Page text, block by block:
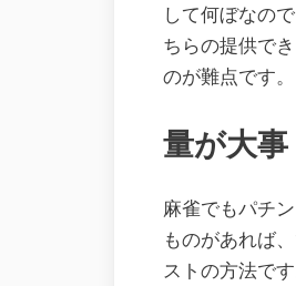
して何ぼなの
ちらの提供で
のが難点です。
量が大事
麻雀でもパチ
ものがあれば
ストの方法で